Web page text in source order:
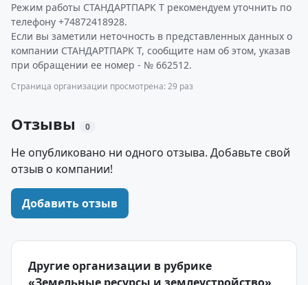
Режим работы СТАНДАРТПАРК Т рекомендуем уточнить по
телефону +74872418928.
Если вы заметили неточность в представленных данных о
компании СТАНДАРТПАРК Т, сообщите нам об этом, указав
при обращении ее номер - № 662512.
Страница организации просмотрена: 29 раз
Отзывы 0
Не опубликовано ни одного отзыва. Добавьте свой
отзыв о компании!
Добавить отзыв
Другие организации в рубрике